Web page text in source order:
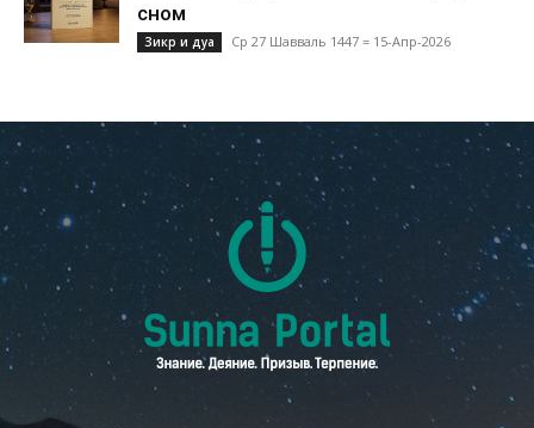
сном
Зикр и дуа Ср 27 Шавваль 1447 = 15-Апр-2026